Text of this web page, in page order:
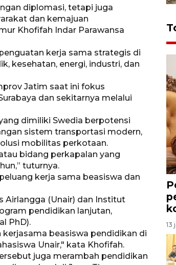
diplomasi, tetapi juga
dan kemajuan
Khofifah Indar Parawansa
kerja sama strategis di
kesehatan, energi, industri, dan
Jatim saat ini fokus
dan sekitarnya melalui
dimiliki Swedia berpotensi
sistem transportasi modern,
mobilitas perkotaan.
bidang perkapalan yang
tuturnya.
kerja sama beasiswa dan
Airlangga (Unair) dan Institut
pendidikan lanjutan,
PhD).
beasiswa pendidikan di
Unair," kata Khofifah.
juga merambah pendidikan
13